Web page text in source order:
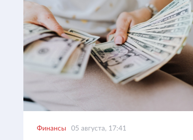
Финансы 05 августа, 17:41